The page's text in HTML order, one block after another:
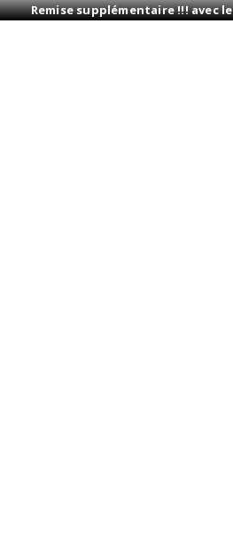
Remise supplémentaire !!! avec le